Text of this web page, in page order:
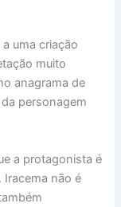
uma criação
muito
anagrama de
personagem
a protagonista é
Iracema não é